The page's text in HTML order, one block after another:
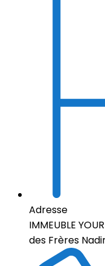
Adresse
IMMEUBLE
des Frères